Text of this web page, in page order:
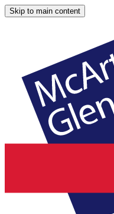
Skip to main content